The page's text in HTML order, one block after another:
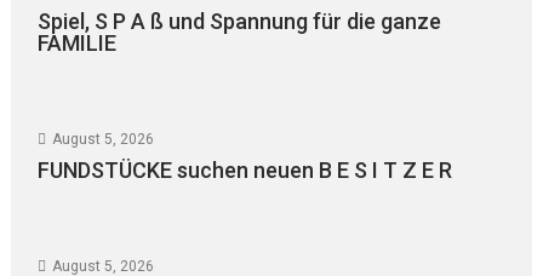
Spiel, S P A ß und Spannung für die ganze
FAMILIE
August 5, 2026
FUNDSTÜCKE suchen neuen B E S I T Z E R
August 5, 2026